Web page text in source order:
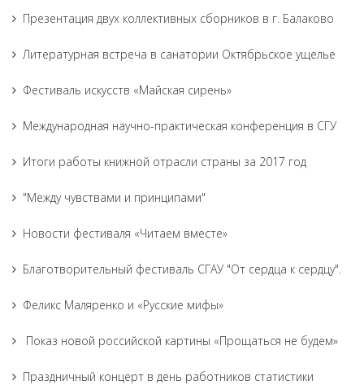
Презентация двух коллективных сборников в г. Балаково
Литературная встреча в санатории Октябрьское ущелье
Фестиваль искусств «Майская сирень»
Международная научно-практическая конференция в СГУ
Итоги работы книжной отрасли страны за 2017 год
"Между чувствами и принципами"
Новости фестиваля «Читаем вместе»
Благотворительный фестиваль СГАУ "От сердца к сердцу".
Феликс Маляренко и «Русские мифы»
Показ новой российской картины «Прощаться не будем»
Праздничный концерт в день работников статистики